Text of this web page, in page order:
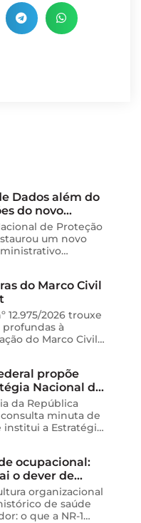
Dados além do
do novo
da
de Proteção
um novo
responsável
unidades
…
do Marco Civil
12.975/2026 trouxe
profundas à
do Marco Civil
empresas de
Brasil. Para ajudar
propõe
Nacional de
Informação e
integrado de
para órgãos
da República
minuta de
institui a Estratégia
de
Informação
…
ocupacional:
o dever de
empresa?
organizacional
de saúde
o que a NR-1